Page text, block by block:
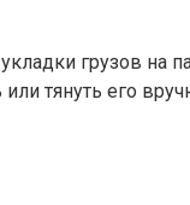
грузов на
тянуть его